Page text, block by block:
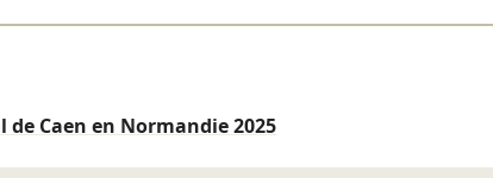
de Caen en Normandie2025